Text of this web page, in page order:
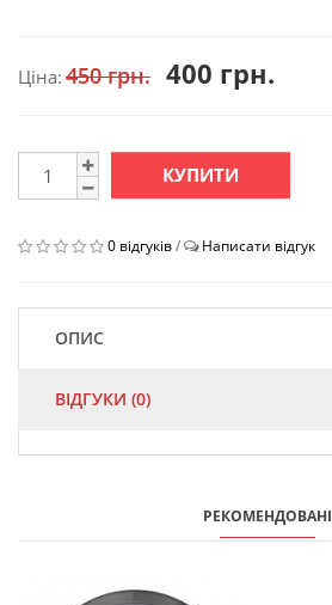
Ціна: 450 грн. 400 грн.
КУПИТИ
0 відгуків/ Написати відгук
ОПИС
ВІДГУКИ (0)
РЕКОМЕНДОВАНІ